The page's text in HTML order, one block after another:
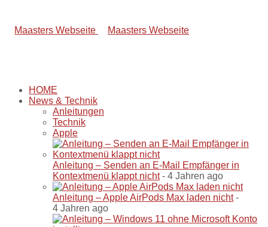
HOME
News & Technik
Anleitungen
Technik
Apple
Anleitung – Senden an E-Mail Empfänger in
Kontextmenü klappt nicht- 4 Jahren ago
Anleitung – Apple AirPods Max laden nicht-
4 Jahren ago